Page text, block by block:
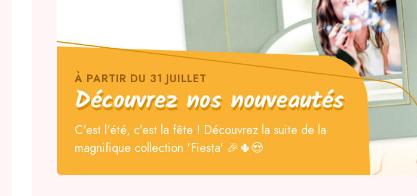
À PARTIR DU 31 JUILLET
Découvrez nos nouveautés
C'est l'été, c'est la fête ! Découvrez la suite de la
magnifique collection 'Fiesta' 🎉🌵😍